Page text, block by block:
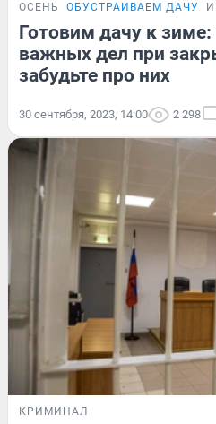
ОСЕНЬ ОБУСТРАИВАЕМ ДАЧУ
Готовим дачу к
важных дел при
забудьте про них
30 сентября, 2023, 14:00 2 298
КРИМИНАЛ